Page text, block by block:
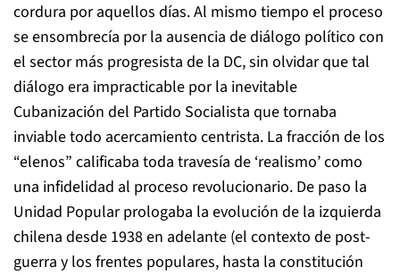
cordura por aquellos días. Al mismo tiempo el proceso
se ensombrecía por la ausencia de diálogo político con
el sector más progresista de la DC, sin olvidar que tal
diálogo era impracticable por la inevitable
Cubanización del Partido Socialista que tornaba
inviable todo acercamiento centrista. La fracción de los
“elenos” calificaba toda travesía de ‘realismo’ como
una infidelidad al proceso revolucionario. De paso la
Unidad Popular prologaba la evolución de la izquierda
chilena desde 1938 en adelante (el contexto de post-
guerra y los frentes populares, hasta la constitución